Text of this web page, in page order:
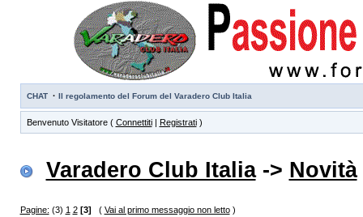
CHAT · Il regolamento del Forum del Varadero Club Italia
Benvenuto Visitatore ( Connettiti| Registrati)
Varadero Club Italia-> Novità
Pagine: (3) 1 2 [3] ( Vai al primo messaggio non letto)